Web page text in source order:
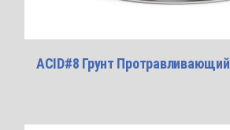
ACID#8 Грунт Протравливающий